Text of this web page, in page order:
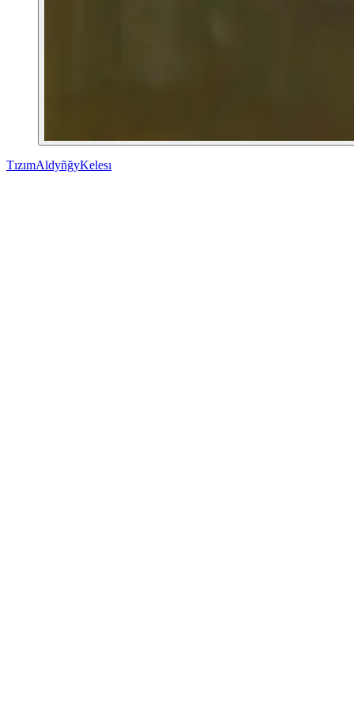
TızımAldyñğyKelesı